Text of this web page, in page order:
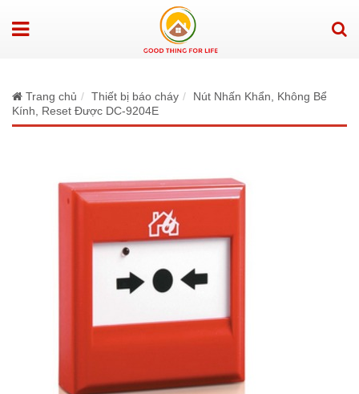
Trang chủ Thiết bị báo cháy
Nút Nhấn Khẩn, Không Bể
Kính, Reset Được DC-9204E